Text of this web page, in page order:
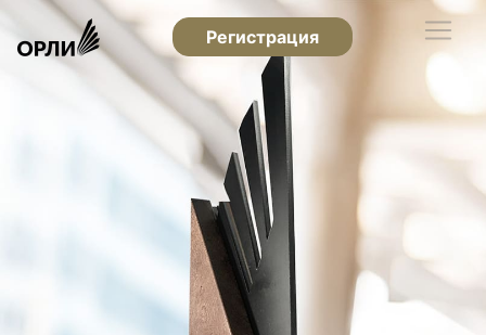
Регистрация